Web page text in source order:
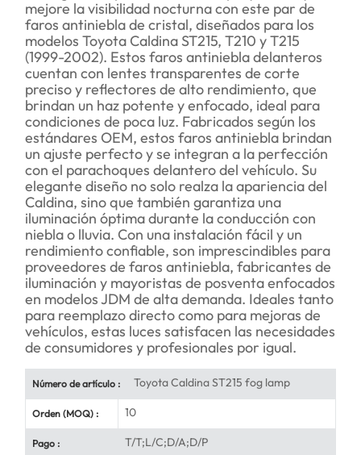
mejore la visibilidad nocturna con este par de
faros antiniebla de cristal, diseñados para los
modelos Toyota Caldina ST215, T210 y T215
(1999-2002). Estos faros antiniebla delanteros
cuentan con lentes transparentes de corte
preciso y reflectores de alto rendimiento, que
brindan un haz potente y enfocado, ideal para
condiciones de poca luz. Fabricados según los
estándares OEM, estos faros antiniebla brindan
un ajuste perfecto y se integran a la perfección
con el parachoques delantero del vehículo. Su
elegante diseño no solo realza la apariencia del
Caldina, sino que también garantiza una
iluminación óptima durante la conducción con
niebla o lluvia. Con una instalación fácil y un
rendimiento confiable, son imprescindibles para
proveedores de faros antiniebla, fabricantes de
iluminación y mayoristas de posventa enfocados
en modelos JDM de alta demanda. Ideales tanto
para reemplazo directo como para mejoras de
vehículos, estas luces satisfacen las necesidades
de consumidores y profesionales por igual.
Número de artículo : Toyota Caldina ST215 fog lamp
Orden (MOQ) : 10
Pago : T/T;L/C;D/A;D/P